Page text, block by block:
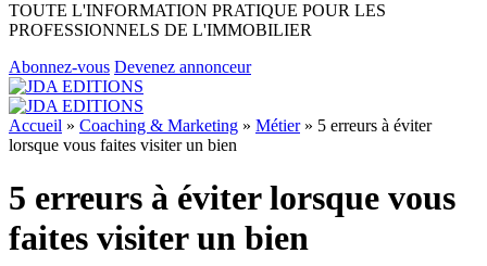
TOUTE L'INFORMATION PRATIQUE POUR LES
PROFESSIONNELS DE L'IMMOBILIER
Abonnez-vous Devenez annonceur
Accueil » Coaching & Marketing » Métier» 5 erreurs à éviter
lorsque vous faites visiter un bien
5 erreurs à éviter lorsque vous
faites visiter un bien